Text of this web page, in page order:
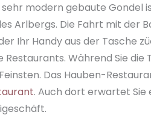
modern gebaute Gondel
Arlbergs. Die Fahrt mit der
Ihr Handy aus der Tasche
Während Sie
Das Hauben-
. Auch dort erwartet Sie